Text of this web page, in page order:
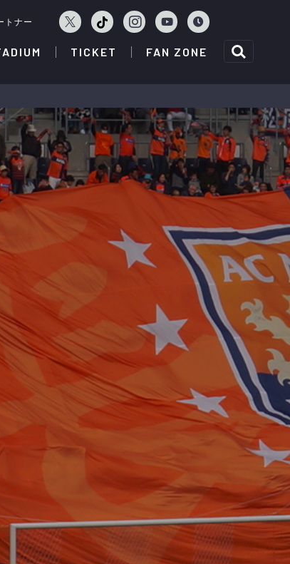
トナー
TICKET FAN ZONE